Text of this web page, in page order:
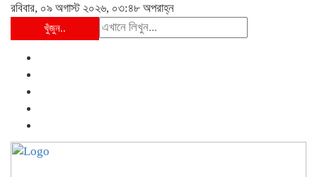
রবিবার, ০৯ অগাস্ট ২০২৬, ০৩:৪৮ অপরাহ্ন
খুঁজুন..